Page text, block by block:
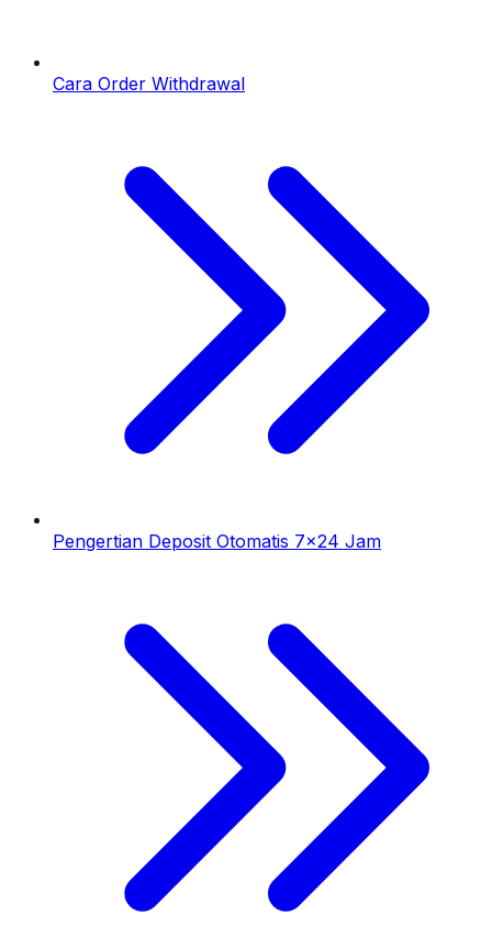
Cara Order Withdrawal
Pengertian Deposit Otomatis 7x24 Jam